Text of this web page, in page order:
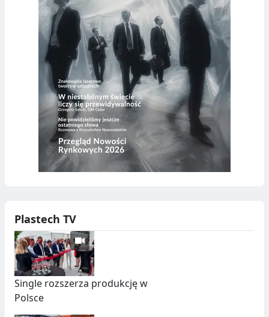
Plastech TV
Single rozszerza produkcję w
Polsce